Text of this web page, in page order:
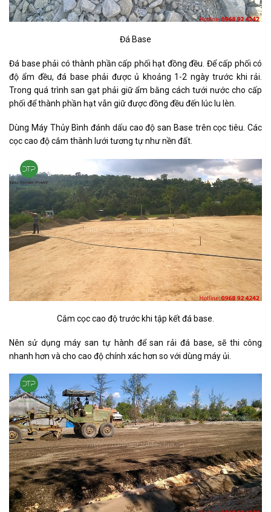
Đá Base
Đá base phải có thành phần cấp phối hạt đồng đều. Để cấp phối có
độ ẩm đều, đá base phải được ủ khoảng 1-2 ngày trước khi rải.
Trong quá trình san gạt phải giữ ẩm bằng cách tưới nước cho cấp
phối để thành phần hạt vẫn giữ được đồng đều đến lúc lu lèn.
Dùng Máy Thủy Bình đánh dấu cao độ san Base trên cọc tiêu. Các
cọc cao độ cắm thành lưới tương tự như nền đất.
Cắm cọc cao độ trước khi tập kết đá base.
Nên sử dụng máy san tự hành để san rải đá base, sẽ thi công
nhanh hơn và cho cao độ chính xác hơn so với dùng máy ủi.